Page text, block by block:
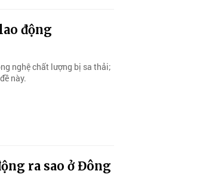
động
nghệ chất lượng bị sa thải;
này.
ra sao ở Đông